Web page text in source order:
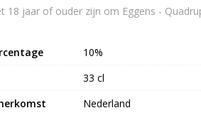
10%
33 cl
Nederland